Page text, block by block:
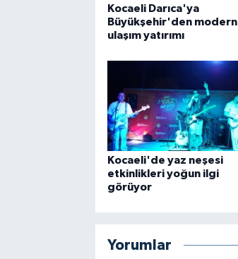
Kocaeli Darıca'ya
Büyükşehir'den modern
ulaşım yatırımı
Kocaeli'de yaz neşesi
etkinlikleri yoğun ilgi
görüyor
Yorumlar